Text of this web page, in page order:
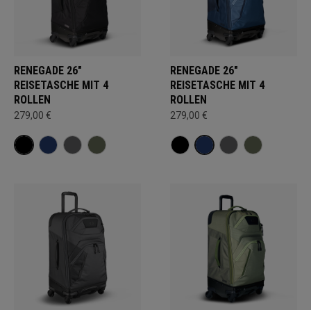
RENEGADE 26"
REISETASCHE MIT 4
ROLLEN
279,00 €
RENEGADE 26"
REISETASCHE MIT 4
ROLLEN
279,00 €